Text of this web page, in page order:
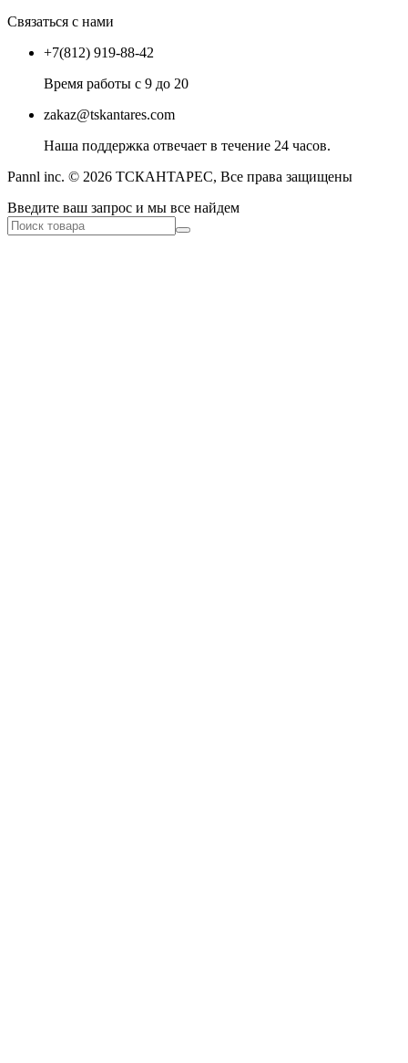
Связаться с нами
+7(812) 919-88-42
Время работы с 9 до 20
zakaz@tskantares.com
Наша поддержка отвечает в течение 24 часов.
Pannl inc. © 2026 ТСКАНТАРЕС, Все права защищены
Введите ваш запрос и мы все найдем